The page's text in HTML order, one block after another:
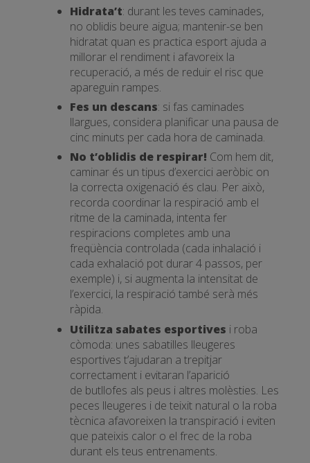
Hidrata’t: durant les teves caminades,
no oblidis beure aigua; mantenir-se ben
hidratat quan es practica esport ajuda a
millorar el rendiment i afavoreix la
recuperació, a més de reduir el risc que
apareguin rampes.
Fes un descans: si fas caminades
llargues, considera planificar una pausa de
cinc minuts per cada hora de caminada.
No t’oblidis de respirar! Com hem dit,
caminar és un tipus d’exercici aeròbic on
la correcta oxigenació és clau. Per això,
recorda coordinar la respiració amb el
ritme de la caminada, intenta fer
respiracions completes amb una
freqüència controlada (cada inhalació i
cada exhalació pot durar 4 passos, per
exemple) i, si augmenta la intensitat de
l’exercici, la respiració també serà més
ràpida.
Utilitza sabates esportives i roba
còmoda: unes sabatilles lleugeres
esportives t’ajudaran a trepitjar
correctament i evitaran l’aparició
de butllofes als peus i altres molèsties. Les
peces lleugeres i de teixit natural o la roba
tècnica afavoreixen la transpiració i eviten
que pateixis calor o el frec de la roba
durant els teus entrenaments.